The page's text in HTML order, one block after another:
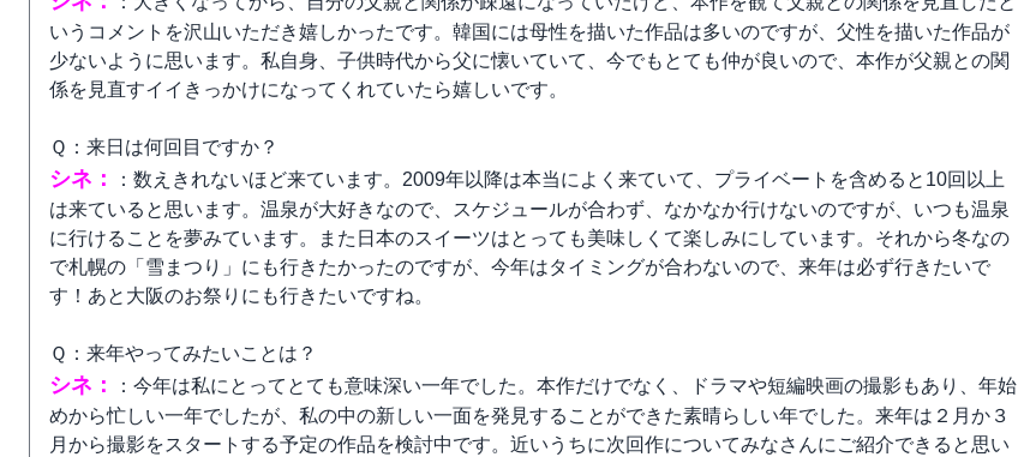
いうコメントを沢山いただき嬉しかったです。韓国には母性を描いた作品は多いのですが、父性を描いた作品が
少ないように思います。私自身、子供時代から父に懐いていて、今でもとても仲が良いので、本作が父親との関
係を見直すイイきっかけになってくれていたら嬉しいです。
Ｑ：来日は何回目ですか？
シネ：
：数えきれないほど来ています。2009年以降は本当によく来ていて、プライベートを含めると10回以上
は来ていると思います。温泉が大好きなので、スケジュールが合わず、なかなか行けないのですが、いつも温泉
に行けることを夢みています。また日本のスイーツはとっても美味しくて楽しみにしています。それから冬なの
で札幌の「雪まつり」にも行きたかったのですが、今年はタイミングが合わないので、来年は必ず行きたいで
す！あと大阪のお祭りにも行きたいですね。
Ｑ：来年やってみたいことは？
シネ：
：今年は私にとってとても意味深い一年でした。本作だけでなく、ドラマや短編映画の撮影もあり、年始
めから忙しい一年でしたが、私の中の新しい一面を発見することができた素晴らしい年でした。来年は２月か３
月から撮影をスタートする予定の作品を検討中です。近いうちに次回作についてみなさんにご紹介できると思い